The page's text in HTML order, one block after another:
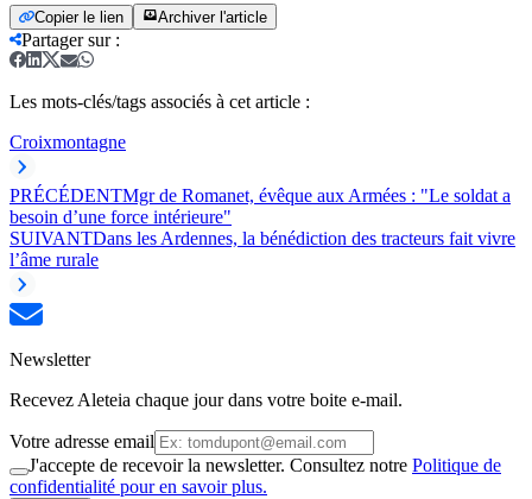
Copier le lien Archiver l'article
Partager sur:
Les mots-clés/tags associés à cet article :
Croixmontagne
PRÉCÉDENTMgr de Romanet, évêque aux Armées : "Le soldat a
besoin d’une force intérieure"
SUIVANTDans les Ardennes, la bénédiction des tracteurs fait vivre
l’âme rurale
Newsletter
Recevez Aleteia chaque jour dans votre boite e-mail.
Votre adresse email
J'accepte de recevoir la newsletter. Consultez notre Politique de
confidentialité pour en savoir plus.